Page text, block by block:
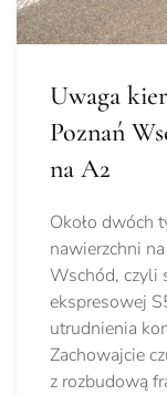
Uwaga
Poznań
na A2
Około dwóch
nawierzchni
Wschód, czyli
ekspresowej
utrudnienia
Zachowajcie
z rozbudową